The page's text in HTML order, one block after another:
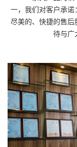
一，我们对客户承诺
尽美的、快捷的售后
待与广